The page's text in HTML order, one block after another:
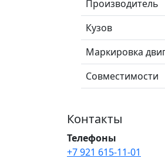
Производитель
Кузов
Маркировка
Совместимости
Контакты
Телефоны
+7 921 615-11-01